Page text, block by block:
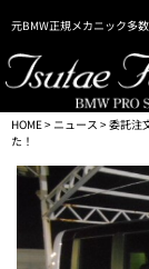
元BMW正規メカニック多
HOME> ニュース > 委託注
た！